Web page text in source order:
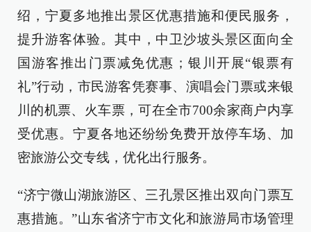
绍，宁夏多地推出景区优惠措施和便民服务，
提升游客体验。其中，中卫沙坡头景区面向全
国游客推出门票减免优惠；银川开展“银票有
礼”行动，市民游客凭赛事、演唱会门票或来银
川的机票、火车票，可在全市700余家商户内享
受优惠。宁夏各地还纷纷免费开放停车场、加
密旅游公交专线，优化出行服务。
“济宁微山湖旅游区、三孔景区推出双向门票互
惠措施。”山东省济宁市文化和旅游局市场管理